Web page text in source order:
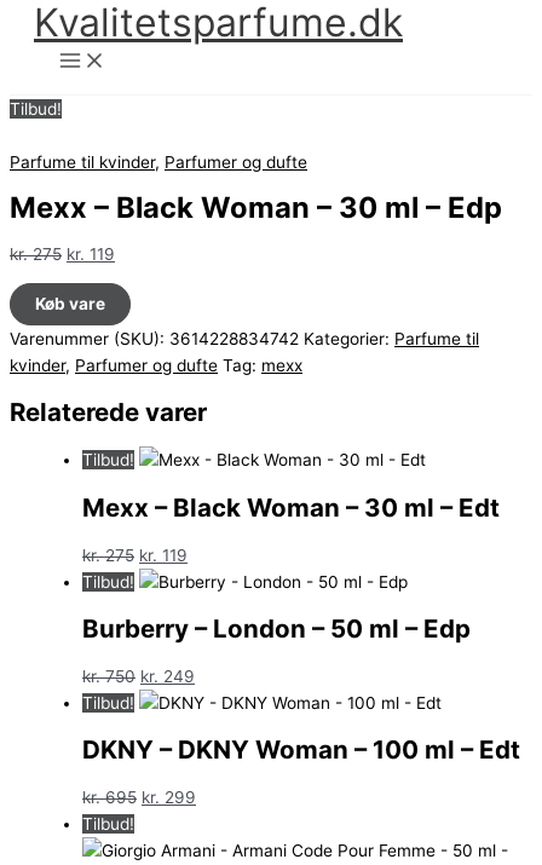
Kvalitetsparfume.dk
Tilbud!
Parfume til kvinder, Parfumer og dufte
Mexx – Black Woman – 30 ml – Edp
kr.275 Den
oprindelige
pris
var:
kr. 275.
kr. 119
aktuelle
pris
er:
kr. 119.
Køb vare
Varenummer (SKU): 3614228834742 Kategorier: Parfume til
kvinder, Parfumer og dufte Tag: mexx
Relaterede varer
Tilbud!
Mexx – Black Woman – 30 ml – Edt
kr.275 Den
oprindelige
var:
kr. 119
aktuelle
er:
Tilbud!
Burberry – London – 50 ml – Edp
kr.750 Den
oprindelige
var:
kr. 249
aktuelle
er:
Tilbud!
DKNY – DKNY Woman – 100 ml – Edt
kr.695 Den
pris
kr. 299
pris
Tilbud!